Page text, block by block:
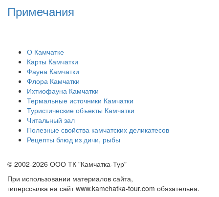
Примечания
О Камчатке
Карты Камчатки
Фауна Камчатки
Флора Камчатки
Ихтиофауна Камчатки
Термальные источники Камчатки
Туристические объекты Камчатки
Читальный зал
Полезные свойства камчатских деликатесов
Рецепты блюд из дичи, рыбы
© 2002-2026 ООО ТК "Камчатка-Тур"
При использовании материалов сайта,
гиперссылка на сайт www.kamchatka-tour.com обязательна.